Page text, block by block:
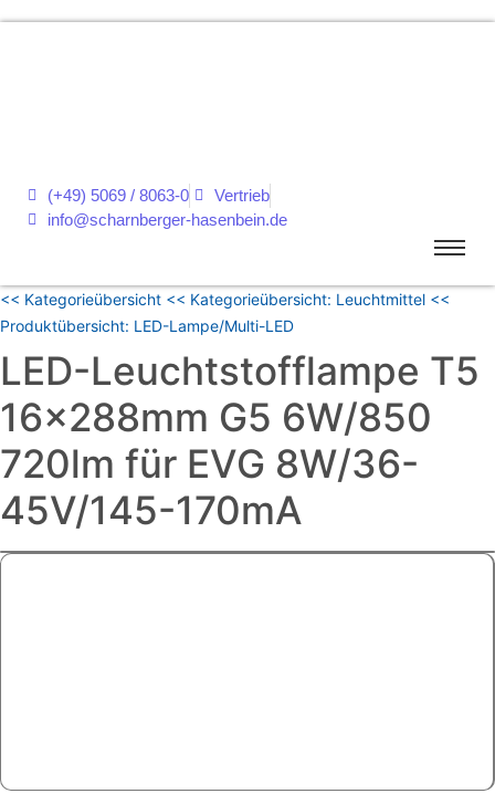
(+49) 5069 / 8063-0
Vertrieb
info@scharnberger-hasenbein.de
<< Kategorieübersicht << Kategorieübersicht: Leuchtmittel <<
Produktübersicht: LED-Lampe/Multi-LED
LED-Leuchtstofflampe T5
16x288mm G5 6W/850
720lm für EVG 8W/36-
45V/145-170mA